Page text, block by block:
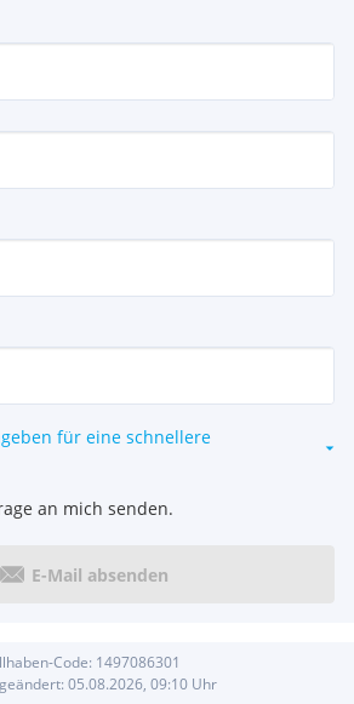
für eine schnellere
an mich senden.
E-Mail absenden
Code: 1497086301
05.08.2026, 09:10Uhr